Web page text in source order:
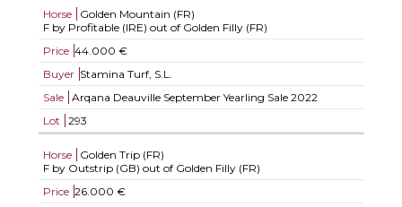
Horse
Golden Mountain (FR)
F by Profitable (IRE) out of Golden Filly (FR)
Price 44.000 €
Buyer Stamina Turf, S.L.
Sale
Arqana Deauville September Yearling Sale 2022
Lot
293
Horse
Golden Trip (FR)
F by Outstrip (GB) out of Golden Filly (FR)
Price 26.000 €